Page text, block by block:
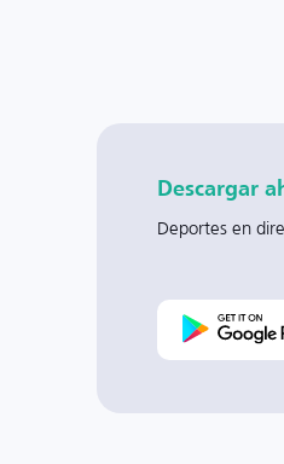
Descargar
Deportes en